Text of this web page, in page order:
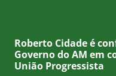
Roberto Cidade é
Governo do AM em
União Progressista